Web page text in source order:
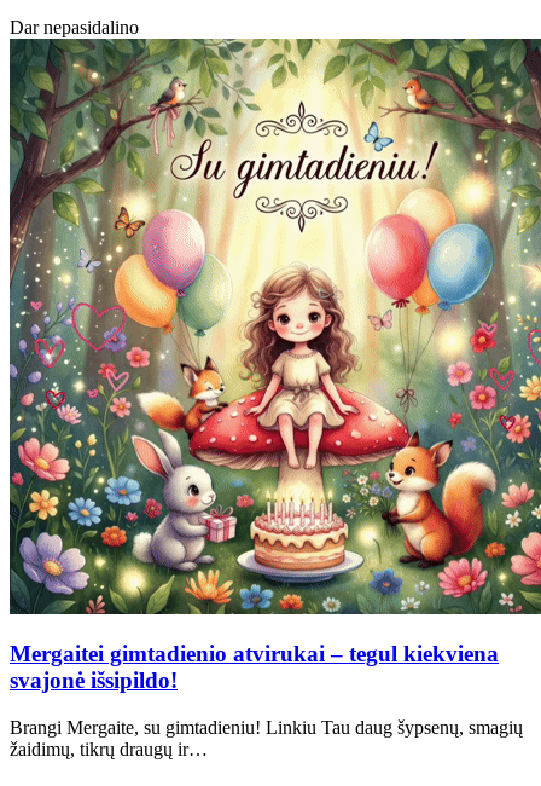
Dar nepasidalino
Mergaitei gimtadienio atvirukai – tegul kiekviena
svajonė išsipildo!
Brangi Mergaite, su gimtadieniu! Linkiu Tau daug šypsenų, smagių
žaidimų, tikrų draugų ir…